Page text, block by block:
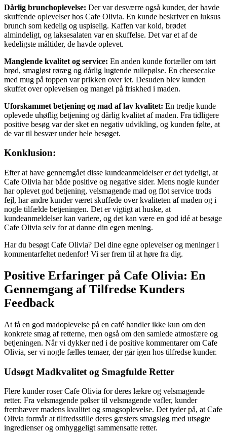
Dårlig brunchoplevelse: Der var desværre også kunder, der havde
skuffende oplevelser hos Cafe Olivia. En kunde beskriver en luksus
brunch som kedelig og uspiselig. Kaffen var kold, brødet
almindeligt, og laksesalaten var en skuffelse. Det var et af de
kedeligste måltider, de havde oplevet.
Manglende kvalitet og service: En anden kunde fortæller om tørt
brød, smagløst røræg og dårlig lugtende rullepølse. En cheesecake
med mug på toppen var prikken over iet. Desuden blev kunden
skuffet over oplevelsen og mangel på friskhed i maden.
Uforskammet betjening og mad af lav kvalitet: En tredje kunde
oplevede uhøflig betjening og dårlig kvalitet af maden. Fra tidligere
positive besøg var der sket en negativ udvikling, og kunden følte, at
de var til besvær under hele besøget.
Konklusion:
Efter at have gennemgået disse kundeanmeldelser er det tydeligt, at
Cafe Olivia har både positive og negative sider. Mens nogle kunder
har oplevet god betjening, velsmagende mad og flot service trods
fejl, har andre kunder været skuffede over kvaliteten af maden og i
nogle tilfælde betjeningen. Det er vigtigt at huske, at
kundeanmeldelser kan variere, og det kan være en god idé at besøge
Cafe Olivia selv for at danne din egen mening.
Har du besøgt Cafe Olivia? Del dine egne oplevelser og meninger i
kommentarfeltet nedenfor! Vi ser frem til at høre fra dig.
Positive Erfaringer på Cafe Olivia: En
Gennemgang af Tilfredse Kunders
Feedback
At få en god madoplevelse på en café handler ikke kun om den
konkrete smag af retterne, men også om den samlede atmosfære og
betjeningen. Når vi dykker ned i de positive kommentarer om Cafe
Olivia, ser vi nogle fælles temaer, der går igen hos tilfredse kunder.
Udsøgt Madkvalitet og Smagfulde Retter
Flere kunder roser Cafe Olivia for deres lækre og velsmagende
retter. Fra velsmagende pølser til velsmagende vafler, kunder
fremhæver madens kvalitet og smagsoplevelse. Det tyder på, at Cafe
Olivia formår at tilfredsstille deres gæsters smagsløg med utsøgte
ingredienser og omhyggeligt sammensatte retter.